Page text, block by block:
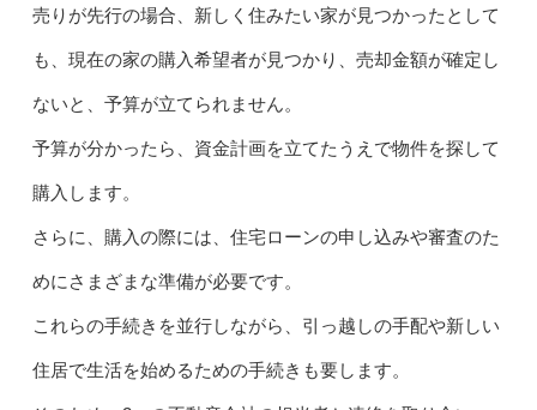
売りが先行の場合、新しく住みたい家が見つかったとして
も、現在の家の購入希望者が見つかり、売却金額が確定し
ないと、予算が立てられません。
予算が分かったら、資金計画を立てたうえで物件を探して
購入します。
さらに、購入の際には、住宅ローンの申し込みや審査のた
めにさまざまな準備が必要です。
これらの手続きを並行しながら、引っ越しの手配や新しい
住居で生活を始めるための手続きも要します。